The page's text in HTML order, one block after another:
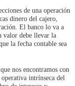
de una operación
dinero del cajero,
El banco lo va a
valor debe llevar la
la fecha contable sea
que nos encontramos con
intrínseca del